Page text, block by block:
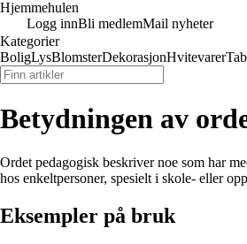
Hjemmehulen
Logg innBli medlemMail nyheter
Kategorier
BoligLysBlomsterDekorasjonHvitevarer
Betydningen av
Ordet pedagogisk beskriver noe som har
hos enkeltpersoner, spesielt i skole- eller
Eksempler på bruk